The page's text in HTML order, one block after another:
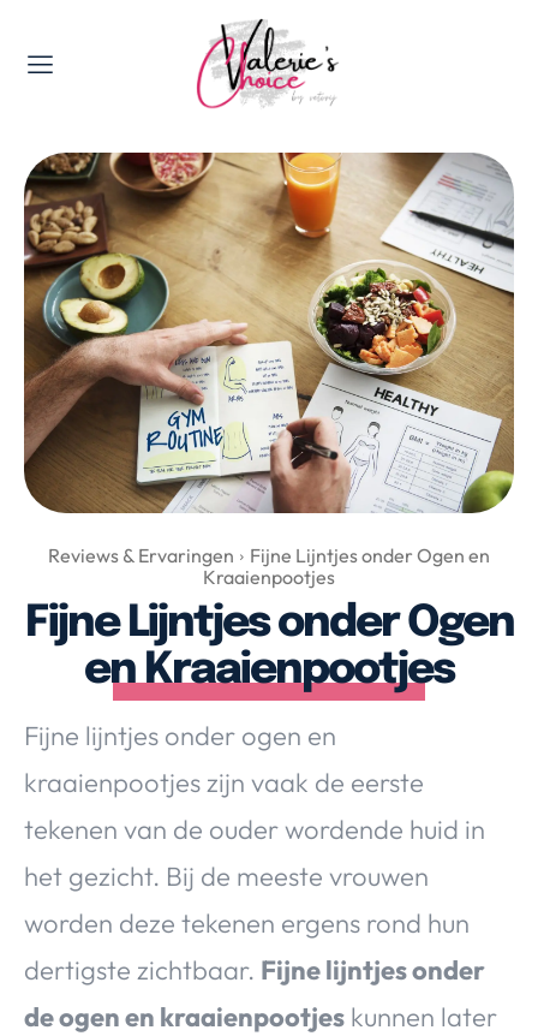
Valerie's Topics
Travel & Culture
Food & Drinks
Happyness & Opmerkelijk
Lifestyle, Sport & Duurzaamheid
Gadgets & Tech
Top 5 van Valerie
Health & Beauty
Huis & Tuin
Nieuws & Media
Over Valerie
Over Valerie
De Top 5
Contact
VALERIE'S CHOICE
Health & Beauty Gadgets
Huis & Tuin
Reviews & Ervaringen
Fijne Lijntjes onder Ogen en
Kraaienpootjes
Fijne Lijntjes onder Ogen
en Kraaienpootjes
Fijne lijntjes onder ogen en
kraaienpootjes zijn vaak de eerste
tekenen van de ouder wordende huid in
het gezicht. Bij de meeste vrouwen
worden deze tekenen ergens rond hun
dertigste zichtbaar. Fijne lijntjes onder
de ogen en kraaienpootjes kunnen later